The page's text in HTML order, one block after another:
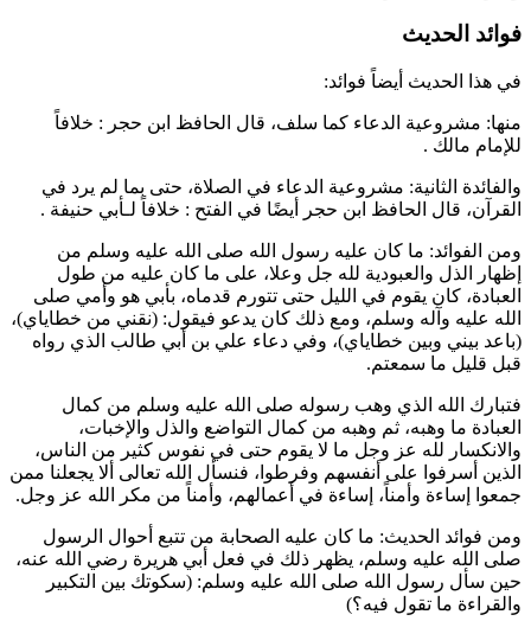
فوائد الحديث
في هذا الحديث أيضاً فوائد:
منها: مشروعية الدعاء كما سلف، قال الحافظ ابن حجر : خلافاً
للإمام مالك .
والفائدة الثانية: مشروعية الدعاء في الصلاة، حتى بما لم يرد في
القرآن، قال الحافظ ابن حجر أيضًا في الفتح : خلافاً لـأبي حنيفة .
ومن الفوائد: ما كان عليه رسول الله صلى الله عليه وسلم من
إظهار الذل والعبودية لله جل وعلا، على ما كان عليه من طول
العبادة، كان يقوم في الليل حتى تتورم قدماه، بأبي هو وأمي صلى
الله عليه وآله وسلم، ومع ذلك كان يدعو فيقول: (نقني من خطاياي)،
(باعد بيني وبين خطاياي)، وفي دعاء علي بن أبي طالب الذي رواه
قبل قليل ما سمعتم.
فتبارك الله الذي وهب رسوله صلى الله عليه وسلم من كمال
العبادة ما وهبه، ثم وهبه من كمال التواضع والذل والإخبات،
والانكسار لله عز وجل ما لا يقوم حتى في نفوس كثير من الناس،
الذين أسرفوا على أنفسهم وفرطوا، فنسأل الله تعالى ألا يجعلنا ممن
جمعوا إساءة وأمناً، إساءة في أعمالهم، وأمناً من مكر الله عز وجل.
ومن فوائد الحديث: ما كان عليه الصحابة من تتبع أحوال الرسول
صلى الله عليه وسلم، يظهر ذلك في فعل أبي هريرة رضي الله عنه،
حين سأل رسول الله صلى الله عليه وسلم: (سكوتك بين التكبير
والقراءة ما تقول فيه؟)